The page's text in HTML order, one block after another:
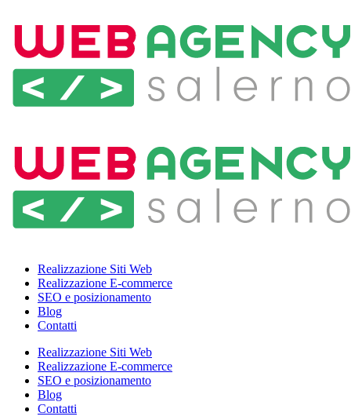
Realizzazione Siti Web
Realizzazione E-commerce
SEO e posizionamento
Blog
Contatti
Realizzazione Siti Web
Realizzazione E-commerce
SEO e posizionamento
Blog
Contatti